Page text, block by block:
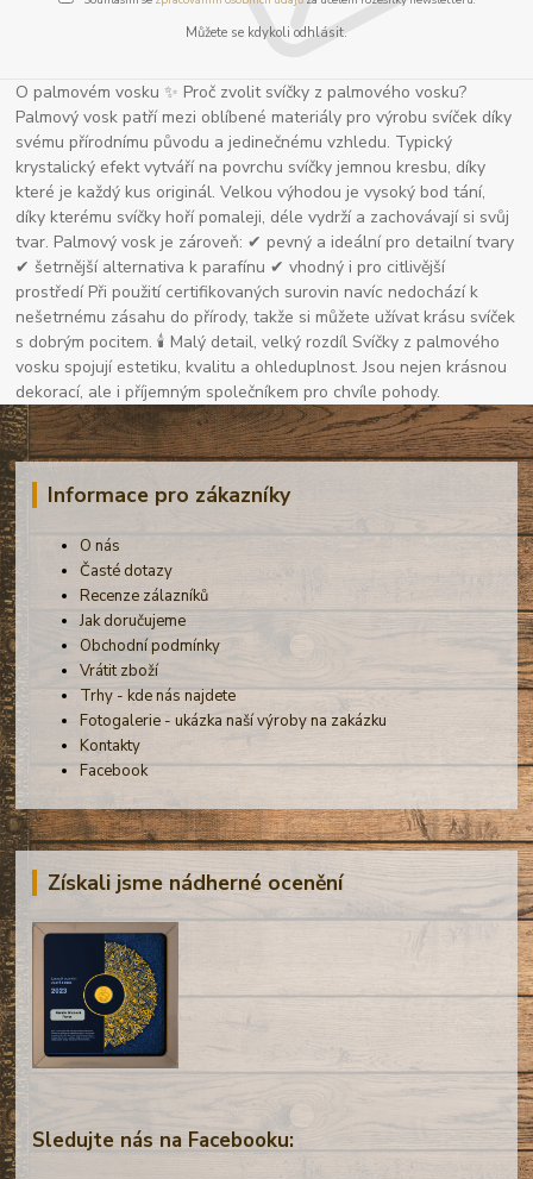
Můžete se kdykoli odhlásit.
O palmovém vosku ✨ Proč zvolit svíčky z palmového vosku?
Palmový vosk patří mezi oblíbené materiály pro výrobu svíček díky
svému přírodnímu původu a jedinečnému vzhledu. Typický
krystalický efekt vytváří na povrchu svíčky jemnou kresbu, díky
které je každý kus originál. Velkou výhodou je vysoký bod tání,
díky kterému svíčky hoří pomaleji, déle vydrží a zachovávají si svůj
tvar. Palmový vosk je zároveň: ✔ pevný a ideální pro detailní tvary
✔ šetrnější alternativa k parafínu ✔ vhodný i pro citlivější
prostředí Při použití certifikovaných surovin navíc nedochází k
nešetrnému zásahu do přírody, takže si můžete užívat krásu svíček
s dobrým pocitem. 🕯 Malý detail, velký rozdíl Svíčky z palmového
vosku spojují estetiku, kvalitu a ohleduplnost. Jsou nejen krásnou
dekorací, ale i příjemným společníkem pro chvíle pohody.
Informace pro zákazníky
O nás
Časté dotazy
Recenze zálazníků
Jak doručujeme
Obchodní podmínky
Vrátit zboží
Trhy - kde nás najdete
Fotogalerie - ukázka naší výroby na zakázku
Kontakty
Facebook
Získali jsme nádherné ocenění
Sledujte nás na Facebooku: